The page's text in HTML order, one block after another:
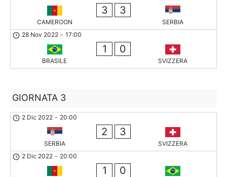
CAMEROON
3 3
SERBIA
28 Nov 2022 - 17:00
BRASILE
1 0
SVIZZERA
GIORNATA 3
2 Dic 2022 - 20:00
SERBIA
2 3
SVIZZERA
2 Dic 2022 - 20:00
1 0